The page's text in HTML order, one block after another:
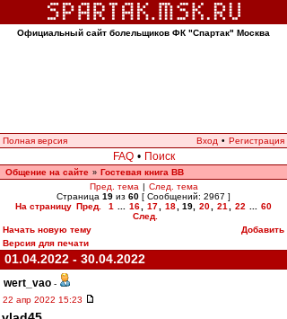
Официальный сайт болельщиков ФК "Спартак" Москва
Полная версия Вход • Регистрация
FAQ • Поиск
Общение на сайте » Гостевая книга ВВ
Пред. тема | След. тема
Страница 19 из 60 [ Сообщений: 2967 ]
На страницу Пред. 1 16 17 18 19 20 21 22
60
След.
Начать новую тему
Добавить
Версия для печати
01.04.2022 - 30.04.2022
wert_vao -
22 апр 2022 15:23